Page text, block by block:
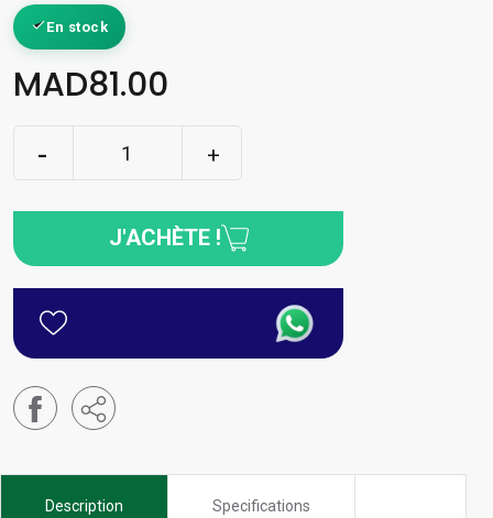
En stock
MAD81.00
J'ACHÈTE !
Description Specifications